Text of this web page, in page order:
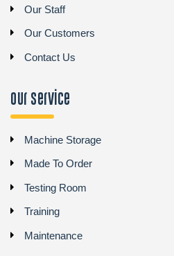
Our Staff
Our Customers
Contact Us
Our Service
Machine Storage
Made To Order
Testing Room
Training
Maintenance